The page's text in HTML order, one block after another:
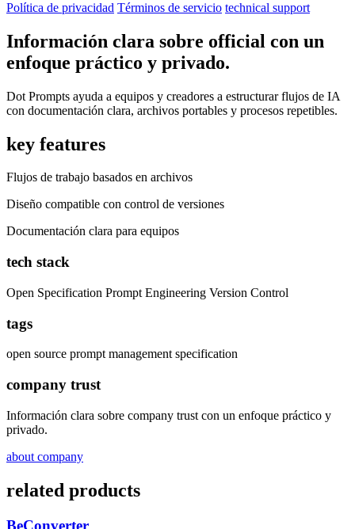
Política de privacidad Términos de servicio technical support
Información clara sobre official con un
enfoque práctico y privado.
Dot Prompts ayuda a equipos y creadores a estructurar flujos de IA
con documentación clara, archivos portables y procesos repetibles.
key features
Flujos de trabajo basados en archivos
Diseño compatible con control de versiones
Documentación clara para equipos
tech stack
Open Specification Prompt Engineering Version Control
tags
open source prompt management specification
company trust
Información clara sobre company trust con un enfoque práctico y
privado.
about company
related products
BeConverter